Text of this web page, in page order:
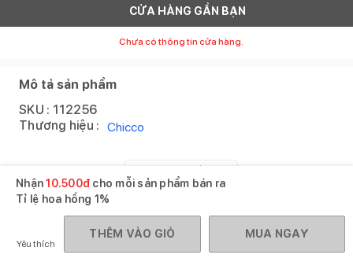
CỬA HÀNG GẦN BẠN
Chưa có thông tin cửa hàng.
Mô tả sản phẩm
SKU : 112256
Thương hiệu : Chicco
Gợi ý mua cùng Xem tất cả
Nhận10.500đ cho mỗi sản phẩm bán ra
Tỉ lệ hoa hồng 1%
Yêu thích
THÊM VÀO GIỎ MUA NGAY